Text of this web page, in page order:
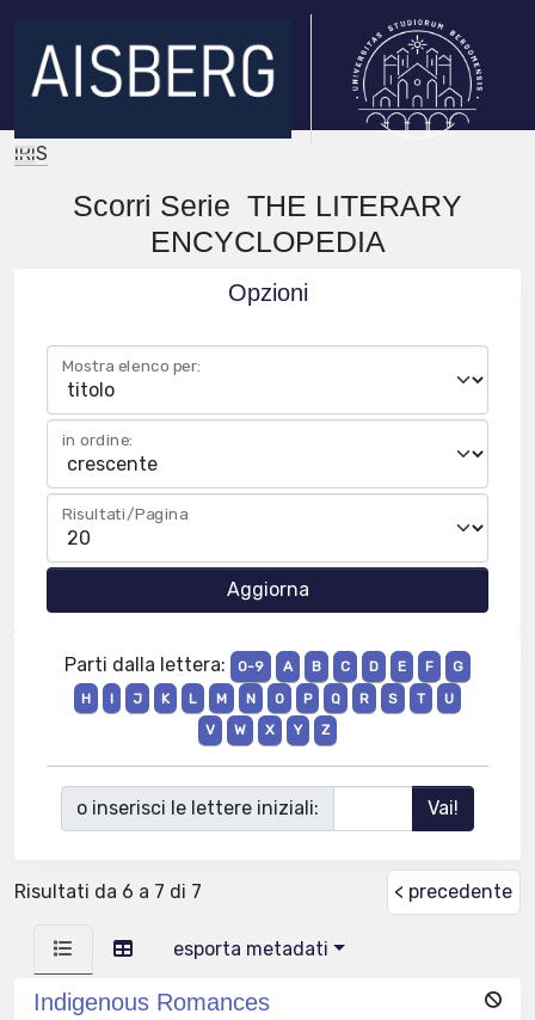
IRIS
Scorri Serie THE LITERARY
ENCYCLOPEDIA
Opzioni
Mostra elenco per:
in ordine:
Risultati/Pagina
Parti dalla lettera: 0-9 A B C D E F
G
H
I J K L M N O P Q R S T
U
V
W X Y Z
o inserisci le lettere iniziali:
Risultati da 6 a 7 di 7 < precedente
esporta metadati
Indigenous Romances